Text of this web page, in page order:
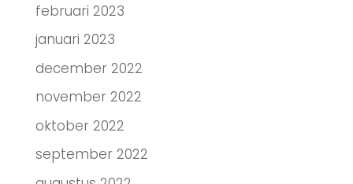
februari 2023
januari 2023
december 2022
november 2022
oktober 2022
september 2022